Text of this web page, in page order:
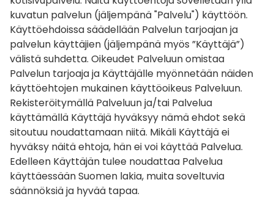
kuvatun palvelun (jäljempänä "Palvelu") käyttöön.
Käyttöehdoissa säädellään Palvelun tarjoajan ja
palvelun käyttäjien (jäljempänä myös ”Käyttäjä”)
välistä suhdetta. Oikeudet Palveluun omistaa
Palvelun tarjoaja ja Käyttäjälle myönnetään näiden
käyttöehtojen mukainen käyttöoikeus Palveluun.
Rekisteröitymällä Palveluun ja/tai Palvelua
käyttämällä Käyttäjä hyväksyy nämä ehdot sekä
sitoutuu noudattamaan niitä. Mikäli Käyttäjä ei
hyväksy näitä ehtoja, hän ei voi käyttää Palvelua.
Edelleen Käyttäjän tulee noudattaa Palvelua
käyttäessään Suomen lakia, muita soveltuvia
säännöksiä ja hyvää tapaa.